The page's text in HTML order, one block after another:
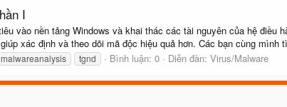
I
vào nền tảng Windows và khai thác các tài nguyên của hệ điều
xác định và theo dõi mã độc hiệu quả hơn. Các bạn cùng mình
malwareanalysis tgnd Bình luận: 0 Diễn đàn: Virus/Malware